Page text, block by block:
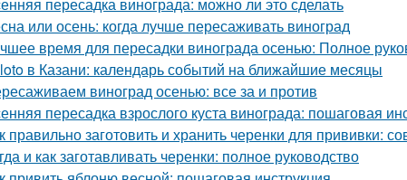
или осень: когда лучше пересаживать виноград
время для пересадки винограда осенью: Полное
в Казани: календарь событий на ближайшие месяцы
виноград осенью: все за и против
пересадка взрослого куста винограда: пошаговая
правильно заготовить и хранить черенки для прививки:
и как заготавливать черенки: полное руководство